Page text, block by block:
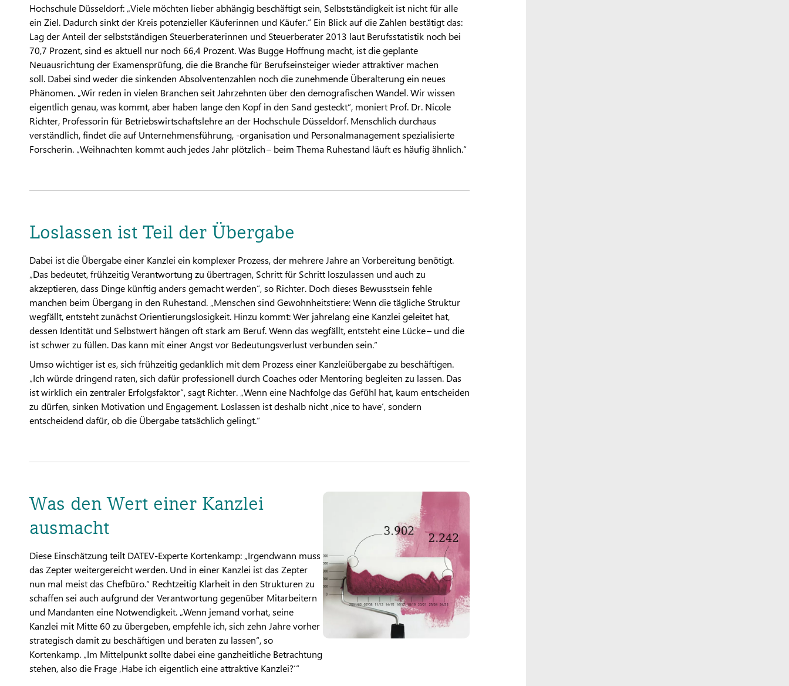
Hochschule Düsseldorf: „Viele möchten lieber abhängig beschäftigt sein, Selbstständigkeit ist nicht für alle
ein Ziel. Dadurch sinkt der Kreis potenzieller Käuferinnen und Käufer.“ Ein Blick auf die Zahlen bestätigt das:
Lag der Anteil der selbstständigen Steuerberaterinnen und Steuerberater 2013 laut Berufsstatistik noch bei
70,7 Prozent, sind es aktuell nur noch 66,4 Prozent. Was Bugge Hoffnung macht, ist die geplante
Neuausrichtung der Examensprüfung, die die Branche für Berufseinsteiger wieder attraktiver machen
soll. Dabei sind weder die sinkenden Absolventenzahlen noch die zunehmende Überalterung ein neues
Phänomen. „Wir reden in vielen Branchen seit Jahrzehnten über den demografischen Wandel. Wir wissen
eigentlich genau, was kommt, aber haben lange den Kopf in den Sand gesteckt“, moniert Prof. Dr. Nicole
Richter, Professorin für Betriebswirtschaftslehre​ an der Hochschule Düsseldorf. Menschlich durchaus
verständlich, findet die auf Unternehmensführung, -organisation und Personalmanagement spezialisierte
Forscherin. „Weihnachten kommt auch jedes Jahr plötzlich – beim Thema Ruhestand läuft es häufig ähnlich.“
Loslassen ist Teil der Übergabe
Dabei ist die Übergabe einer Kanzlei ein komplexer Prozess, der mehrere Jahre an Vorbereitung benötigt.
„Das bedeutet, frühzeitig Verantwortung zu übertragen, Schritt für Schritt loszulassen und auch zu
akzeptieren, dass Dinge künftig anders gemacht werden“, so Richter. Doch dieses Bewusstsein fehle
manchen beim Übergang in den Ruhestand. „Menschen sind Gewohnheitstiere: Wenn die tägliche Struktur
wegfällt, entsteht zunächst Orientierungslosigkeit. Hinzu kommt: Wer jahrelang eine Kanzlei geleitet hat,
dessen Identität und Selbstwert hängen oft stark am Beruf. Wenn das wegfällt, entsteht eine Lücke – und die
ist schwer zu füllen. Das kann mit einer Angst vor Bedeutungsverlust verbunden sein.“
Umso wichtiger ist es, sich frühzeitig gedanklich mit dem Prozess einer Kanzleiübergabe zu beschäftigen.
„Ich würde dringend raten, sich dafür professionell durch Coaches oder Mentoring begleiten zu lassen. Das
ist wirklich ein zentraler Erfolgsfaktor“, sagt Richter. „Wenn eine Nachfolge das Gefühl hat, kaum entscheiden
zu dürfen, sinken Motivation und Engagement. Loslassen ist deshalb nicht ‚nice to have‘, sondern
entscheidend dafür, ob die Übergabe tatsächlich gelingt.“
Was den Wert einer Kanzlei
ausmacht
Diese Einschätzung teilt DATEV-Experte Kortenkamp: „Irgendwann muss
das Zepter weitergereicht werden. Und in einer Kanzlei ist das Zepter
nun mal meist das Chefbüro.“ Rechtzeitig Klarheit in den Strukturen zu
schaffen sei auch aufgrund der Verantwortung gegenüber Mitarbeitern
und Mandanten eine Notwendigkeit. „Wenn jemand vorhat, seine
Kanzlei mit Mitte 60 zu übergeben, empfehle ich, sich zehn Jahre vorher
strategisch damit zu beschäftigen und beraten zu lassen“, so
Kortenkamp. „Im Mittelpunkt sollte dabei eine ganzheitliche Betrachtung
stehen, also die Frage ‚Habe ich eigentlich eine attraktive Kanzlei?‘“